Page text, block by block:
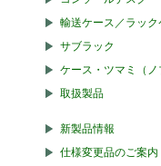
輸送ケース／ラック
サブラック
ケース・ツマミ（ノ
取扱製品
新製品情報
仕様変更品のご案内